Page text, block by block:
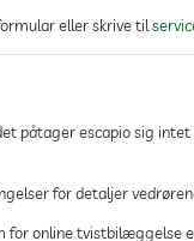
eller skrive til
påtager escapio sig
for detaljer
for online tvistbilæggelse